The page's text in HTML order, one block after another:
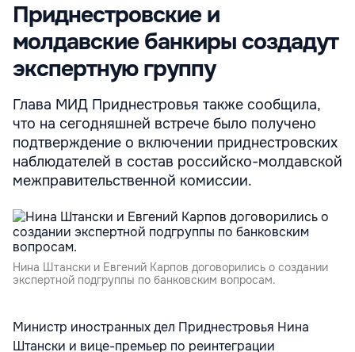
Приднестровские и
молдавские банкиры создадут
экспертную группу
Глава МИД Приднестровья также сообщила,
что на сегодняшней встрече было получено
подтверждение о включении приднестровских
наблюдателей в состав российско-молдавской
межправительственной комиссии.
Нина Штански и Евгений Карпов договорились о создании
экспертной подгруппы по банковским вопросам.
Министр иностранных дел Приднестровья Нина
Штански и вице-премьер по реинтеграции